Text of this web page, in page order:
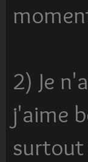
2) Je
j'aime
surtout